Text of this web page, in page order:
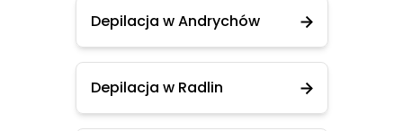
Depilacja w Andrychów
Depilacja w Radlin